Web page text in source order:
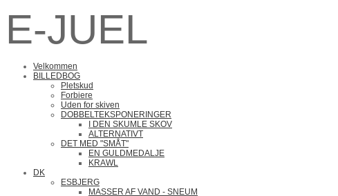
E-JUEL
Velkommen
BILLEDBOG
Pletskud
Forbiere
Uden for skiven
DOBBELTEKSPONERINGER
I DEN SKUMLE SKOV
ALTERNATIVT
DET MED "SMÅT"
EN GULDMEDALJE
KRAWL
DK
ESBJERG
MASSER AF VAND - SNEUM